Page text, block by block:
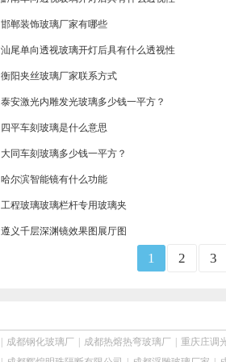
邯郸装饰玻璃厂家有哪些
汕尾单向透视玻璃开灯后具有什么透视性
衡阳夹丝玻璃厂家联系方式
泰安激光内雕发光玻璃多少钱一平方？
四平车刻玻璃是什么意思
大同车刻玻璃多少钱一平方？
哈尔滨智能镜有什么功能
工程玻璃玻璃栏杆专用玻璃夹
遵义千层深渊镜效果图展厅图
1 2 3
成都钢化玻璃厂 成都热熔热弯玻璃厂 重庆庄调